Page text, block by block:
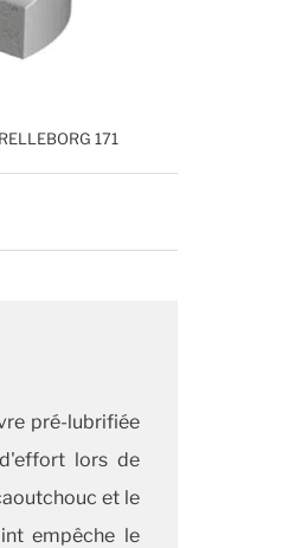
171
pré-lubrifiée
lors de
et le
empêche le